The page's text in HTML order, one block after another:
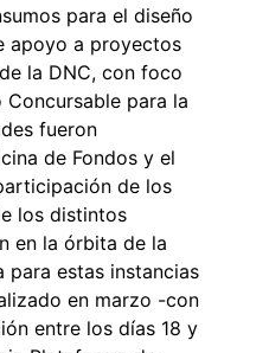
para el diseño
apoyo a proyectos
la DNC, con foco
para la
fueron
de Fondos y el
de los
los distintos
en la órbita de la
estas instancias
en marzo -con
entre los días 18 y